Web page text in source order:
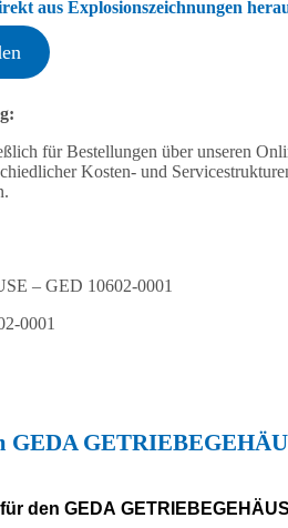
aus Explosionszeichnungen
für Bestellungen über unseren
Kosten- und
– GED 10602-0001
0001
GEDA
den GEDA